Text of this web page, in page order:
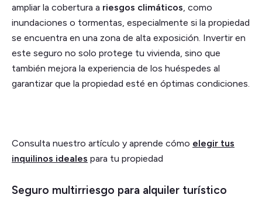
ampliar la cobertura a riesgos climáticos, como
inundaciones o tormentas, especialmente si la propiedad
se encuentra en una zona de alta exposición. Invertir en
este seguro no solo protege tu vivienda, sino que
también mejora la experiencia de los huéspedes al
garantizar que la propiedad esté en óptimas condiciones.
Consulta nuestro artículo y aprende cómo elegir tus
inquilinos ideales para tu propiedad
Seguro multirriesgo para alquiler turístico